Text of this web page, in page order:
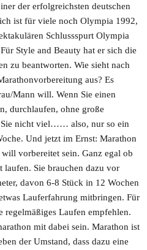
der erfolgreichsten deutschen
ist für viele noch Olympia 1992,
Schlussspurt Olympia
Style and Beauty hat er sich die
zu beantworten. Wie sieht nach
aus? Es
Mann will. Wenn Sie einen
durchlaufen, ohne große
Sie nicht viel…… also, nur so ein
Und jetzt im Ernst: Marathon
vorbereitet sein. Ganz egal ob
laufen. Sie brauchen dazu vor
davon 6-8 Stück in 12 Wochen
Lauferfahrung mitbringen. Für
regelmäßiges Laufen empfehlen.
mit dabei sein. Marathon ist
der Umstand, dass dazu eine